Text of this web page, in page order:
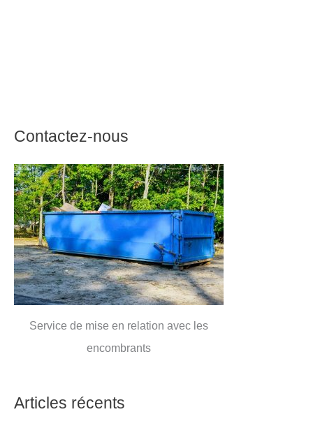
Contactez-nous
Service de mise en relation avec les
encombrants
Articles récents